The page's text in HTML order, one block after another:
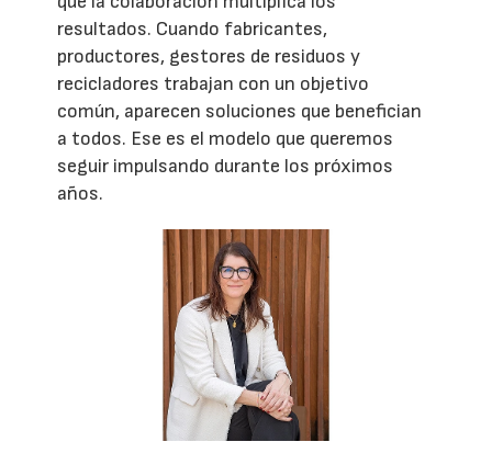
resultados. Cuando fabricantes,
productores, gestores de residuos y
recicladores trabajan con un objetivo
común, aparecen soluciones que benefician
a todos. Ese es el modelo que queremos
seguir impulsando durante los próximos
años.